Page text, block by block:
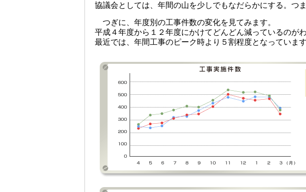
協議会としては、年間の山を少しでもなだらかにする。つ
つぎに、年度別の工事件数の変化を見てみます。
平成４年度から１２年度にかけてどんどん減っているのがわ
最近では、年間工事のピーク時より５割程度となっています